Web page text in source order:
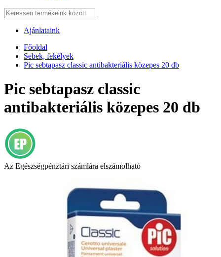
Ajánlataink
Főoldal
Sebek, fekélyek
Pic sebtapasz classic antibakteriális közepes 20 db
Pic sebtapasz classic
antibakteriális közepes 20 db
Az Egészségpénztári számlára elszámolható